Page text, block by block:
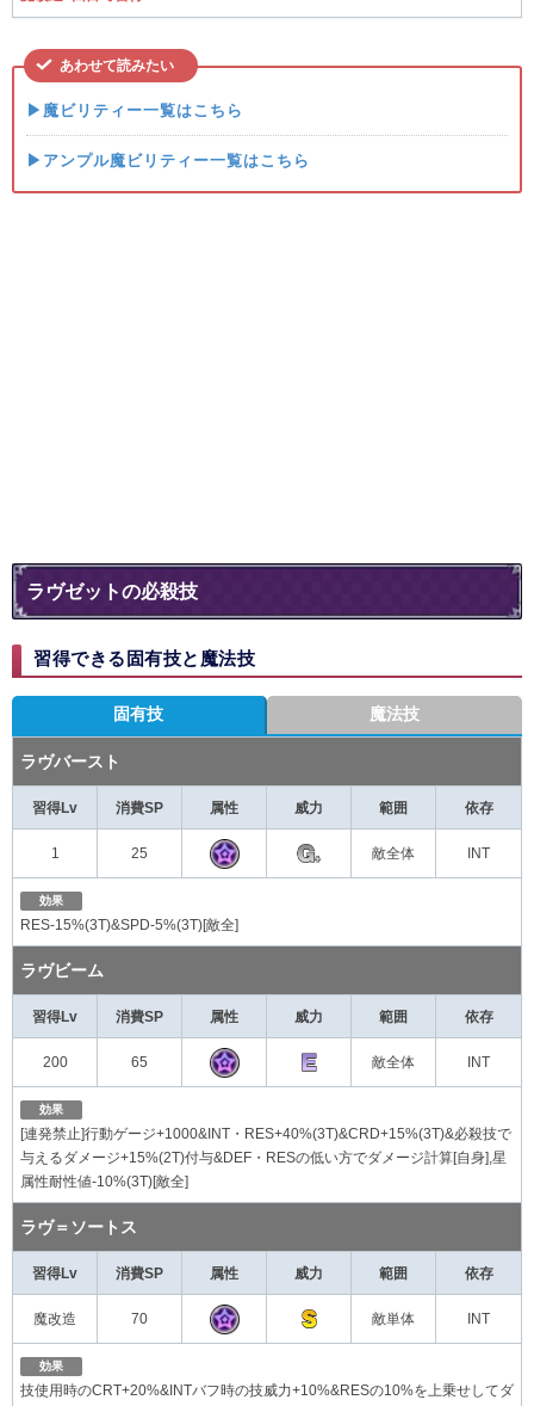
あわせて読みたい
▶魔ビリティー一覧はこちら
▶アンプル魔ビリティー一覧はこちら
ラヴゼットの必殺技
習得できる固有技と魔法技
固有技 魔法技
ラヴバースト
習得Lv 消費SP 属性 威力 範囲 依存
1 25 敵全体 INT
効果
RES-15%(3T)&SPD-5%(3T)[敵全]
ラヴビーム
習得Lv 消費SP 属性 威力 範囲 依存
200 65 敵全体 INT
効果
[連発禁止]行動ゲージ+1000&INT・RES+40%(3T)&CRD+15%(3T)&必殺技で
与えるダメージ+15%(2T)付与&DEF・RESの低い方でダメージ計算[自身],星
属性耐性値-10%(3T)[敵全]
ラヴ＝ソートス
習得Lv 消費SP 属性 威力 範囲 依存
魔改造 70 敵単体 INT
効果
技使用時のCRT+20%&INTバフ時の技威力+10%&RESの10%を上乗せしてダ